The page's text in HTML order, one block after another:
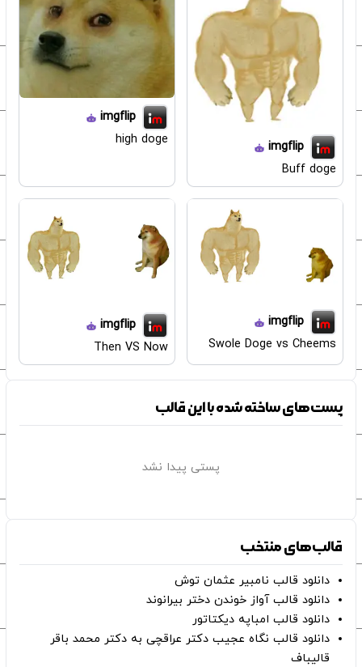
imgflip
Buff doge
imgflip
high doge
imgflip
Swole Doge vs Cheems
imgflip
Then VS Now
پست‌های ساخته شده با این قالب
پستی پیدا نشد
قالب‌های منتخب
دانلود قالب نامبیر عثمان ‌توش
دانلود قالب آواز خوندن دختر بیرانوند
دانلود قالب امباپه دیکتاتور
دانلود قالب نگاه عجیب دکتر عراقچی به دکتر محمد باقر
قالیباف